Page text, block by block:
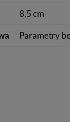
8,5 cm
Parametry